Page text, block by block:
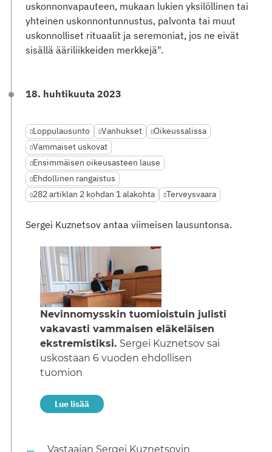
uskonnonvapauteen, mukaan lukien yksilöllinen tai
yhteinen uskonnontunnustus, palvonta tai muut
uskonnolliset rituaalit ja seremoniat, jos ne eivät
sisällä ääriliikkeiden merkkejä".
18. huhtikuuta 2023
Loppulausunto Vanhukset
Oikeussalissa
Vammaiset uskovat
Ensimmäisen oikeusasteen lause
Ehdollinen rangaistus
282 artiklan 2 kohdan 1 alakohta
Terveysvaara
Sergei Kuznetsov antaa viimeisen lausuntonsa.
Nevinnomysskin tuomioistuin julisti
vakavasti vammaisen eläkeläisen
ekstremistiksi. Sergei Kuznetsov sai
uskostaan 6 vuoden ehdollisen
tuomion
Lue lisää
Vastaajan Sergei Kuznetsovin